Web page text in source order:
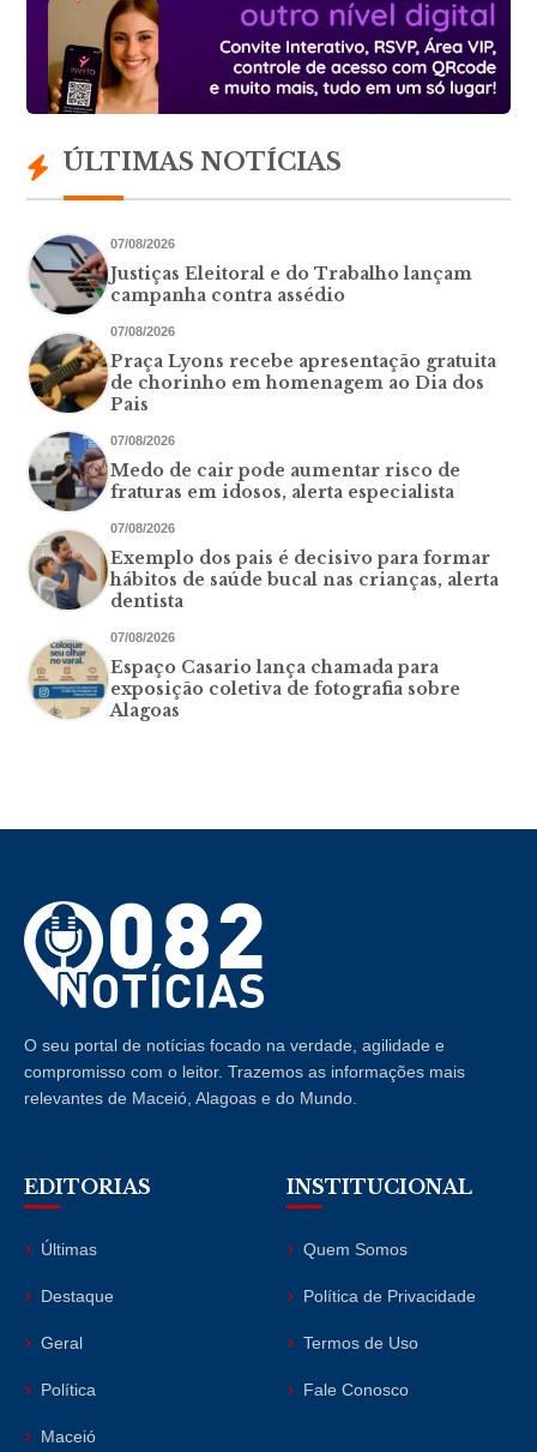
ÚLTIMAS NOTÍCIAS
07/08/2026
Justiças Eleitoral e do Trabalho lançam
campanha contra assédio
07/08/2026
Praça Lyons recebe apresentação gratuita
de chorinho em homenagem ao Dia dos
Pais
07/08/2026
Medo de cair pode aumentar risco de
fraturas em idosos, alerta especialista
07/08/2026
Exemplo dos pais é decisivo para formar
hábitos de saúde bucal nas crianças, alerta
dentista
07/08/2026
Espaço Casario lança chamada para
exposição coletiva de fotografia sobre
Alagoas
O seu portal de notícias focado na verdade, agilidade e
compromisso com o leitor. Trazemos as informações mais
relevantes de Maceió, Alagoas e do Mundo.
EDITORIAS
Últimas
Destaque
Geral
Política
Maceió
INSTITUCIONAL
Quem Somos
Política de Privacidade
Termos de Uso
Fale Conosco